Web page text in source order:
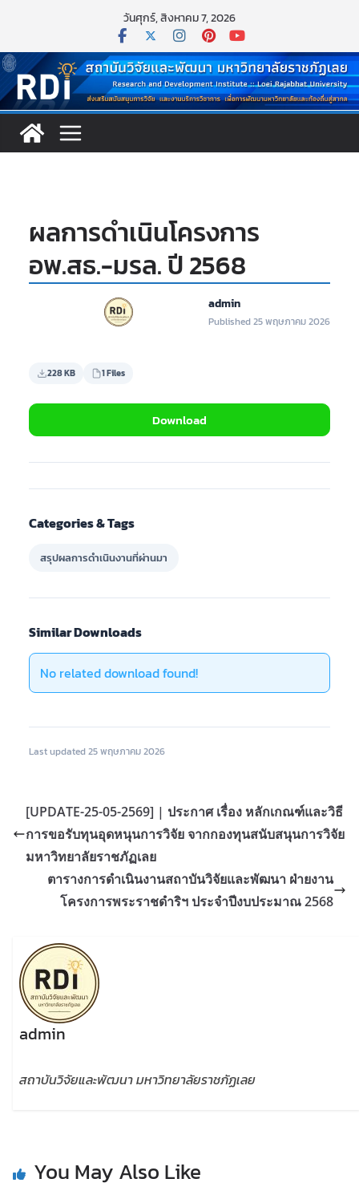
content
วันศุกร์, สิงหาคม 7, 2026
ผลการดำเนินโครงการ
อพ.สธ.-มรล. ปี 2568
admin
Published 25 พฤษภาคม 2026
228 KB 1 Files
Download
Categories & Tags
สรุปผลการดำเนินงานที่ผ่านมา
Similar Downloads
No related download found!
Last updated 25 พฤษภาคม 2026
[UPDATE-25-05-2569] | ประกาศ เรื่อง หลักเกณฑ์และวิธี
การขอรับทุนอุดหนุนการวิจัย จากกองทุนสนับสนุนการวิจัย
มหาวิทยาลัยราชภัฏเลย
ตารางการดำเนินงานสถาบันวิจัยและพัฒนา ฝ่ายงาน
โครงการพระราชดำริฯ ประจำปีงบประมาณ 2568
admin
สถาบันวิจัยและพัฒนา มหาวิทยาลัยราชภัฏเลย
You May Also Like